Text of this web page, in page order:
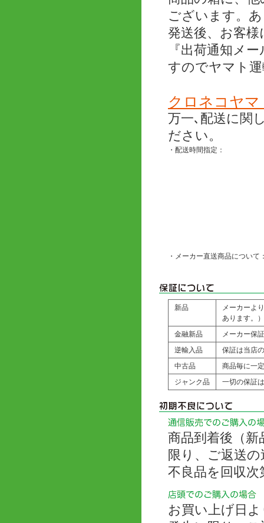
ございます。
発送後、お客
『出荷通知メ
すのでヤマト
クロネコヤ
万一､配送に関
ださい。
・配送時間指定：
・メーカー直送商品について
新品
メーカーよ
あります。）
金融新品
メーカー保
逆輸入品
保証は当店
中古品
商品毎に一
ジャンク品
一切の保証
商品到着後（新
限り、ご返送
不良品を回収
お買い上げ日